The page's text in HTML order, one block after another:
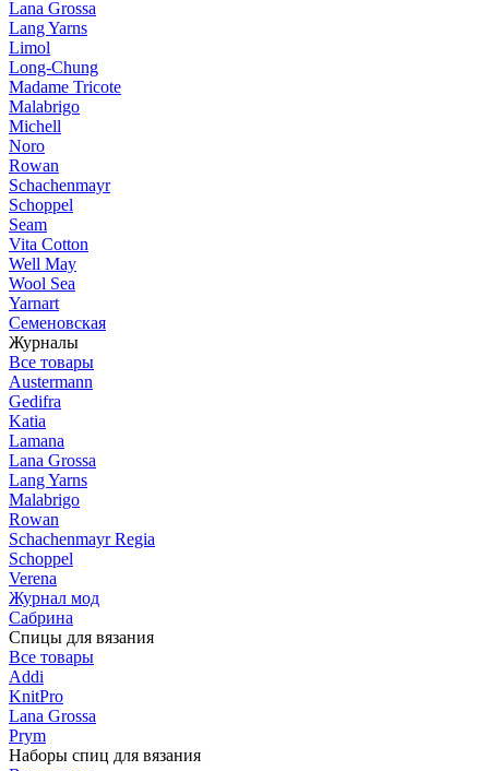
Lana Grossa
Lang Yarns
Limol
Long-Chung
Madame Tricote
Malabrigo
Michell
Noro
Rowan
Schachenmayr
Schoppel
Seam
Vita Cotton
Well May
Wool Sea
Yarnart
Семеновская
Журналы
Все товары
Austermann
Gedifra
Katia
Lamana
Lana Grossa
Lang Yarns
Malabrigo
Rowan
Schachenmayr Regia
Schoppel
Verena
Журнал мод
Сабрина
Спицы для вязания
Все товары
Addi
KnitPro
Lana Grossa
Prym
Наборы спиц для вязания